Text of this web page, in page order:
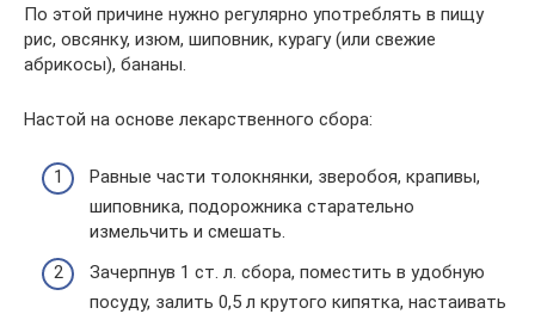
По этой причине нужно регулярно употреблять в пищу
рис, овсянку, изюм, шиповник, курагу (или свежие
абрикосы), бананы.
Настой на основе лекарственного сбора:
Равные части толокнянки, зверобоя, крапивы,
шиповника, подорожника старательно
измельчить и смешать.
Зачерпнув 1 ст. л. сбора, поместить в удобную
посуду, залить 0,5 л крутого кипятка, настаивать